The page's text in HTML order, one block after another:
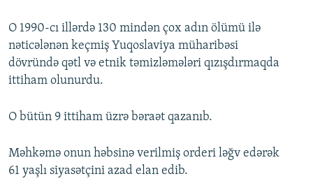
O 1990-cı illərdə 130 mindən çox adın ölümü ilə
nəticələnən keçmiş Yuqoslaviya müharibəsi
dövründə qətl və etnik təmizləmələri qızışdırmaqda
ittiham olunurdu.
O bütün 9 ittiham üzrə bəraət qazanıb.
Məhkəmə onun həbsinə verilmiş orderi ləğv edərək
61 yaşlı siyasətçini azad elan edib.